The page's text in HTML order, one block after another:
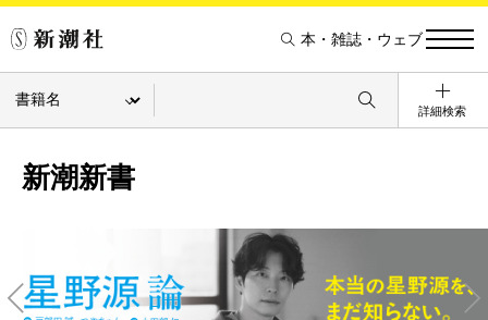
本・雑誌・ウェブ
詳細検索
新潮新書